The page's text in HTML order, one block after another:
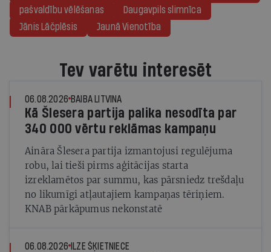
pašvaldību vēlēšanas
Daugavpils slimnīca
Jānis Lāčplēsis
Jaunā Vienotība
Tev varētu interesēt
06.08.2026 BAIBA LITVINA
Kā Šlesera partija palika nesodīta par
340 000 vērtu reklāmas kampaņu
Aināra Šlesera partija izmantojusi regulējuma
robu, lai tieši pirms aģitācijas starta
izreklamētos par summu, kas pārsniedz trešdaļu
no likumīgi atļautajiem kampaņas tēriņiem.
KNAB pārkāpumus nekonstatē
06.08.2026 ILZE ŠĶIETNIECE